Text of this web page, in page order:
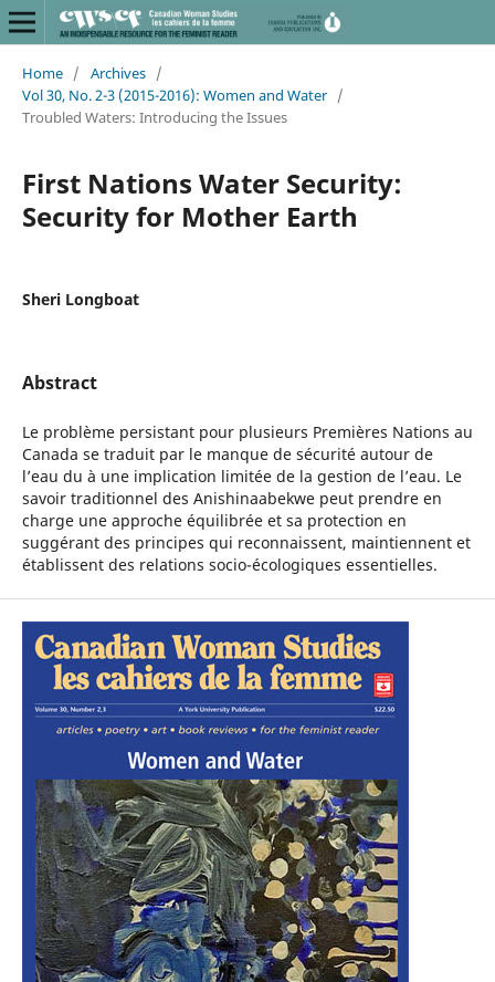
Home / Archives /
Vol 30, No. 2-3 (2015-2016): Women and Water /
Troubled Waters: Introducing the Issues
First Nations Water Security:
Security for Mother Earth
Sheri Longboat
Abstract
Le problème persistant pour plusieurs Premières Nations au
Canada se traduit par le manque de sécurité autour de
l’eau du à une implication limitée de la gestion de l’eau. Le
savoir traditionnel des Anishinaabekwe peut prendre en
charge une approche équilibrée et sa protection en
suggérant des principes qui reconnaissent, maintiennent et
établissent des relations socio-écologiques essentielles.